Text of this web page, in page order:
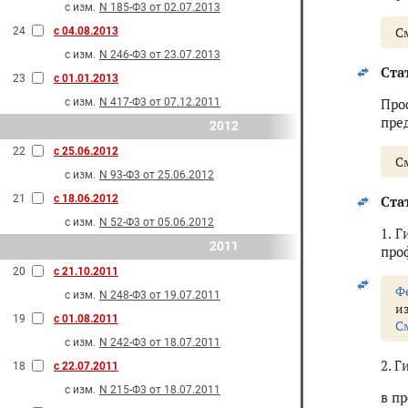
с изм. N 185-Ф3 от 02.07.2013
24
с 04.08.2013
с изм. N 246-Ф3 от 23.07.2013
23
с 01.01.2013
с изм. N 417-Ф3 от 07.12.2011
2012
22
с 25.06.2012
с изм. N 93-Ф3 от 25.06.2012
21
с 18.06.2012
с изм. N 52-Ф3 от 05.06.2012
2011
20
с 21.10.2011
с изм. N 248-Ф3 от 19.07.2011
19
с 01.08.2011
с изм. N 242-Ф3 от 18.07.2011
18
с 22.07.2011
с изм. N 215-Ф3 от 18.07.2011
1.
2.
в